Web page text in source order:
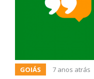
GOIÁS 7 anos atrás